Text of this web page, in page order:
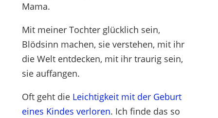
Mama.
Mit meiner Tochter glücklich sein,
Blödsinn machen, sie verstehen, mit ihr
die Welt entdecken, mit ihr traurig sein,
sie auffangen.
Oft geht die Leichtigkeit mit der Geburt
eines Kindes verloren. Ich finde das so